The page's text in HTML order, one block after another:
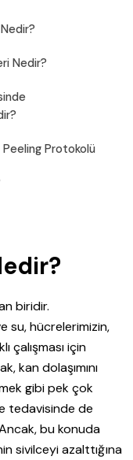
Nedir?
Peeling Protokolü
biridir.
su, hücrelerimizin,
çalışması için
kan dolaşımını
gibi pek çok
tedavisinde de
bu konuda
sivilceyi azalttığına